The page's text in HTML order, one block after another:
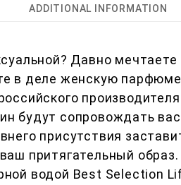
ADDITIONAL INFORMATION
Давно
в деле женскую
будут сопровождать
присутствия
притягательный образ.
водой Best Selection